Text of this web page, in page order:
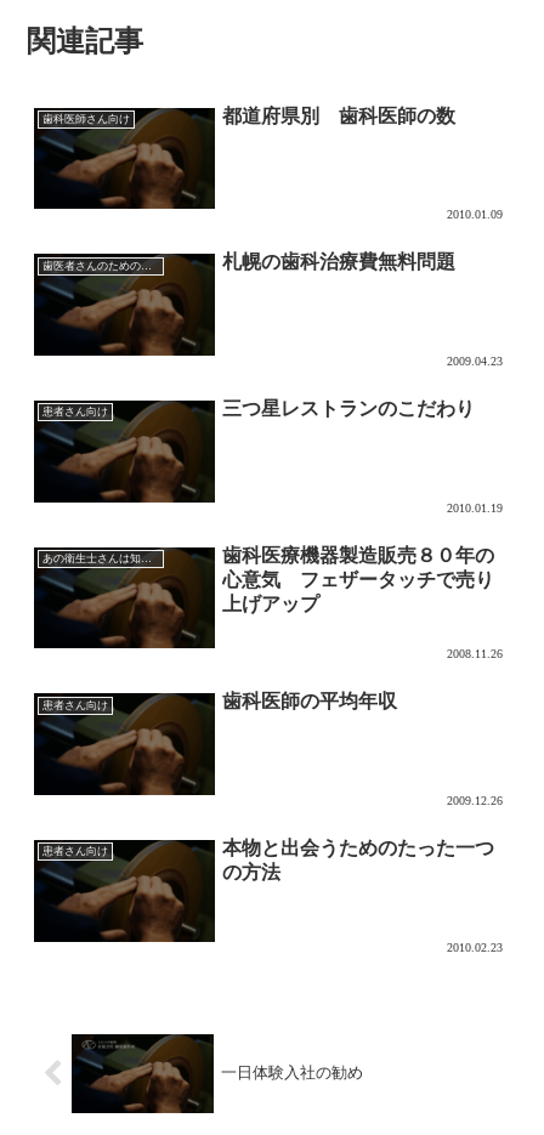
関連記事
歯科医師さん向け 都道府県別 歯科医師の数
2010.01.09
歯医者さんのためのマーケティング 札幌の歯科治療費無料問題
2009.04.23
患者さん向け 三つ星レストランのこだわり
2010.01.19
あの衛生士さんは知っている超音波チップの効果的な使い方
歯科医療機器製造販売８０年の
心意気 フェザータッチで売り
上げアップ
2008.11.26
患者さん向け 歯科医師の平均年収
2009.12.26
患者さん向け
本物と出会うためのたった一つ
の方法
2010.02.23
一日体験入社の勧め